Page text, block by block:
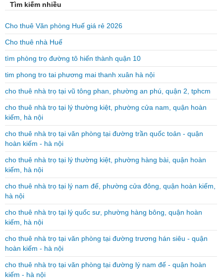
Tìm kiếm nhiều
Cho thuê Văn phòng Huế giá rẻ 2026
Cho thuê nhà Huế
tìm phòng trọ đường tô hiến thành quận 10
tim phong tro tai phương mai thanh xuân hà nội
cho thuê nhà trọ tại vũ tông phan, phường an phú, quận 2, tphcm
cho thuê nhà trọ tại lý thường kiệt, phường cửa nam, quận hoàn
kiếm, hà nội
cho thuê nhà trọ tại văn phòng tại đường trần quốc toản - quận
hoàn kiếm - hà nội
cho thuê nhà trọ tại lý thường kiệt, phường hàng bài, quận hoàn
kiếm, hà nội
cho thuê nhà trọ tại lý nam đế, phường cửa đông, quận hoàn kiếm,
hà nội
cho thuê nhà trọ tại lý quốc sư, phường hàng bông, quận hoàn
kiếm, hà nội
cho thuê nhà trọ tại văn phòng tại đường trương hán siêu - quận
hoàn kiếm - hà nội
cho thuê nhà trọ tại văn phòng tại đường lý nam đế - quận hoàn
kiếm - hà nội